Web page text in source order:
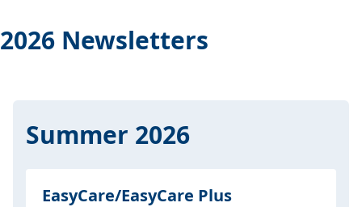
2026 Newsletters
Summer 2026
EasyCare/EasyCare Plus